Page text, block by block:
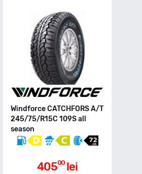
Windforce CATCHFORS A/T
245/75/R15C 109S all
season
40500 lei